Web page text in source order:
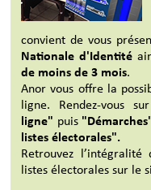
convient de vous
Nationale d'Identité
de moins de 3 mois.
Anor vous offre la
ligne. Rendez-vous
ligne" puis
listes électorales".
Retrouvez
listes électorales sur le